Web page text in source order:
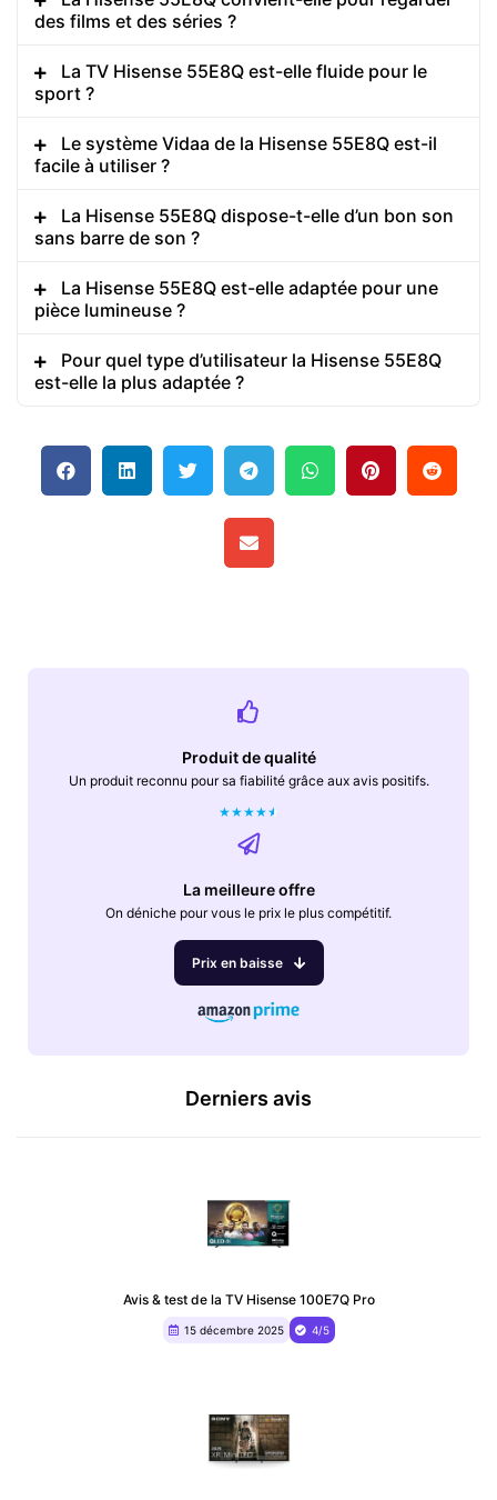
des films et des séries ?
La TV Hisense 55E8Q est-elle fluide pour le
sport ?
Le système Vidaa de la Hisense 55E8Q est-il
facile à utiliser ?
La Hisense 55E8Q dispose-t-elle d’un bon son
sans barre de son ?
La Hisense 55E8Q est-elle adaptée pour une
pièce lumineuse ?
Pour quel type d’utilisateur la Hisense 55E8Q
est-elle la plus adaptée ?
Produit de qualité
Un produit reconnu pour sa fiabilité grâce aux avis positifs.
★★★★★
La meilleure offre
On déniche pour vous le prix le plus compétitif.
Prix en baisse
Derniers avis
Avis & test de la TV Hisense 100E7Q Pro
15 décembre 2025 4/5